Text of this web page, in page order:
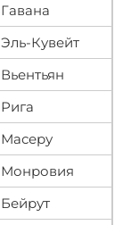
Гавана
Эль-Кувейт
Вьентьян
Рига
Масеру
Монровия
Бейрут